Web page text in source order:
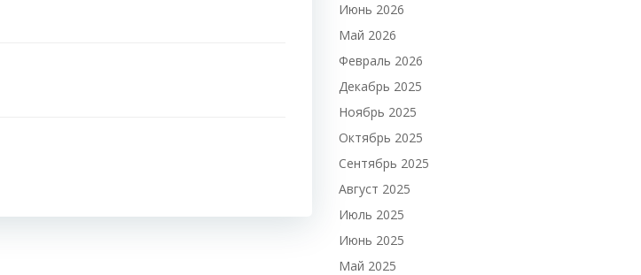
Июнь 2026
Май 2026
Февраль 2026
Декабрь 2025
Ноябрь 2025
Октябрь 2025
Сентябрь 2025
Август 2025
Июль 2025
Июнь 2025
Май 2025